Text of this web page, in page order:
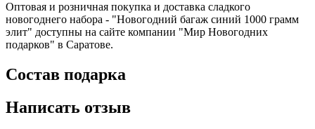
Оптовая и розничная покупка и доставка сладкого
новогоднего набора - "Новогодний багаж синий 1000 грамм
элит" доступны на сайте компании "Мир Новогодних
подарков" в Саратове.
Состав подарка
Написать отзыв